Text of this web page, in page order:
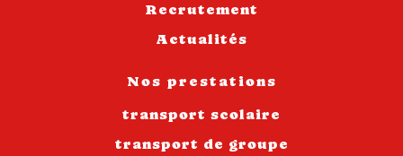
Recrutement
Actualités
Nos prestations
transport scolaire
transport de groupe